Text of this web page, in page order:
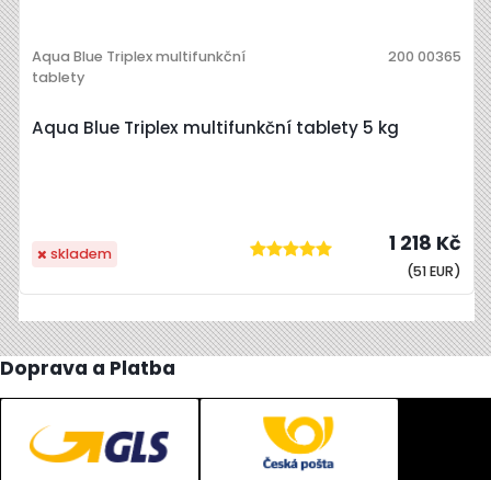
Aqua Blue Triplex multifunkční tablety 5 kg
Aqua Blue Triplex multifunkční
tablety
200 00365
1 218 Kč
(51 EUR)
skladem
Doprava a Platba